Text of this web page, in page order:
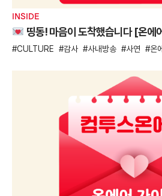
INSIDE
띵동! 마음이 도착했습니다 [온에
CULTURE 감사 사내방송 사연 온